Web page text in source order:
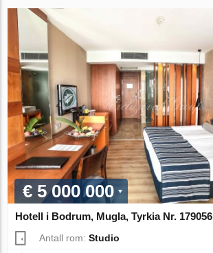
€ 5 000 000
Hotell i Bodrum, Mugla, Tyrkia Nr. 179056
Antall rom:Studio